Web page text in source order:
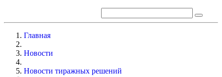
Главная
Новости
Новости тиражных решений